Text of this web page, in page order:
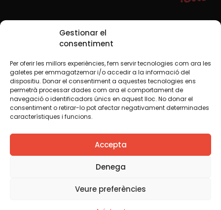
Gestionar el
consentiment
Per oferir les millors experiències, fem servir tecnologies com ara les
galetes per emmagatzemar i/o accedir a la informació del
dispositiu. Donar el consentiment a aquestes tecnologies ens
permetrà processar dades com ara el comportament de
navegació o identificadors únics en aquest lloc. No donar el
consentiment o retirar-lo pot afectar negativament determinades
característiques i funcions.
Accepta
Denega
Veure preferències
Xarxes Socials
TWT YTB IG FB IN
Avís legalPolítica de cookies
Creiem que el coneixement s’ha de compartir. Per això
fem servir una llicència Creative Commons, llevat que en
algun material indiquem el contrari. Us animem a copiar,
redistribuir, remesclar o transformar i crear els continguts
comercial. Només us demanem que reconegueu